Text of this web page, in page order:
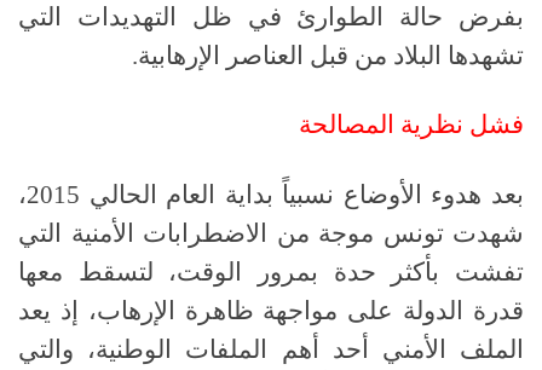
بفرض حالة الطوارئ في ظل التهديدات التي
تشهدها البلاد من قبل العناصر الإرهابية.
فشل نظرية المصالحة
بعد هدوء الأوضاع نسبياً بداية العام الحالي
،
شهدت تونس موجة من الاضطرابات الأمنية التي
تفشت بأكثر حدة بمرور الوقت، لتسقط معها
قدرة الدولة على مواجهة ظاهرة الإرهاب، إذ يعد
الملف الأمني أحد أهم الملفات الوطنية، والتي